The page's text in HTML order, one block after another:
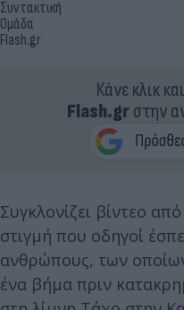
Συντακτική
Ομάδα
Flash.gr
Κάνε κλικ
Flash.grστην
Συγκλονίζει βίντεο
στιγμή που οδηγοί
ανθρώπους, των
ένα βήμα πριν